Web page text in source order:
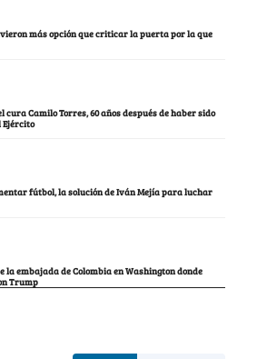
más opción que criticar la puerta por la que
Camilo Torres, 60 años después de haber sido
Ejército
fútbol, la solución de Iván Mejía para luchar
la embajada de Colombia en Washington donde
Trump